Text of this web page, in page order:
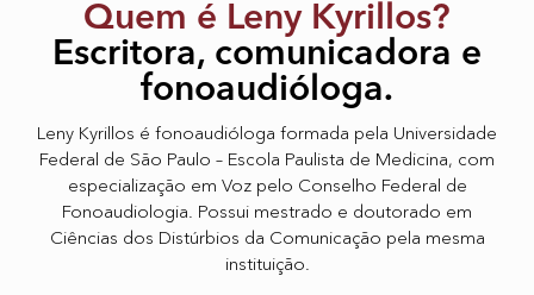
Quem é Leny Kyrillos?
Escritora, comunicadora e
fonoaudióloga.
Leny Kyrillos é fonoaudióloga formada pela Universidade
Federal de São Paulo – Escola Paulista de Medicina, com
especialização em Voz pelo Conselho Federal de
Fonoaudiologia. Possui mestrado e doutorado em
Ciências dos Distúrbios da Comunicação pela mesma
instituição.